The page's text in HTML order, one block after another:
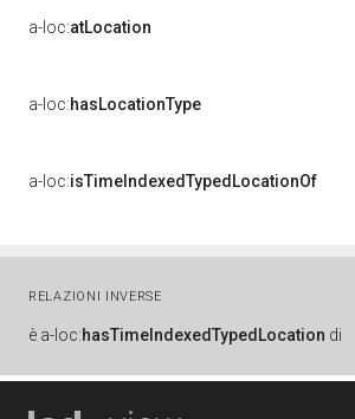
a-loc:atLocation
a-loc:hasLocationType
a-loc:isTimeIndexedTypedLocationOf
RELAZIONI INVERSE
è a-loc:hasTimeIndexedTypedLocation di